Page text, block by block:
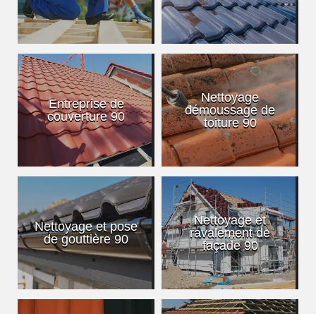
Entreprise de
couverture 90
Nettoyage
démoussage de
toiture 90
Nettoyage et pose
de gouttière 90
Nettoyage et
ravalement de
façade 90